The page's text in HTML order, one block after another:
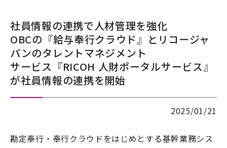
社員情報の連携で人材管理を強化
OBCの『給与奉行クラウド』とリコージャ
パンのタレントマネジメント
サービス『RICOH 人財ポータルサービス』
が社員情報の連携を開始
2025/01/21
勘定奉行・奉行クラウドをはじめとする基幹業務シス